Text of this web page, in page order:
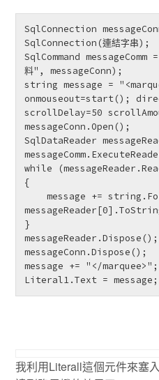
SqlConnection
SqlConnection(連結字串);
SqlCommand
料", messageConn);
string message =
onmouseout=start();
scrollDelay=50
messageConn.Open();
SqlDataReader
while
{
message +=
}
messageReader.Dispose();
messageConn.Dispose();
message += "</marquee>";
Literal1.Text = message;
我利用Literall這個元件來塞